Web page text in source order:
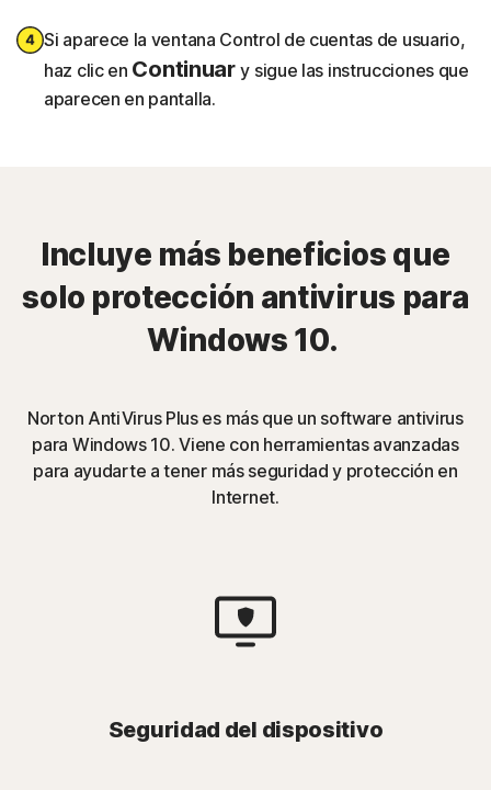
Si aparece la ventana Control de cuentas de usuario,
haz clic en Continuary sigue las instrucciones que
aparecen en pantalla.
Incluye más beneficios que
solo protección antivirus para
Windows 10.
Norton AntiVirus Plus es más que un software antivirus
para Windows 10. Viene con herramientas avanzadas
para ayudarte a tener más seguridad y protección en
Internet.
Seguridad del dispositivo